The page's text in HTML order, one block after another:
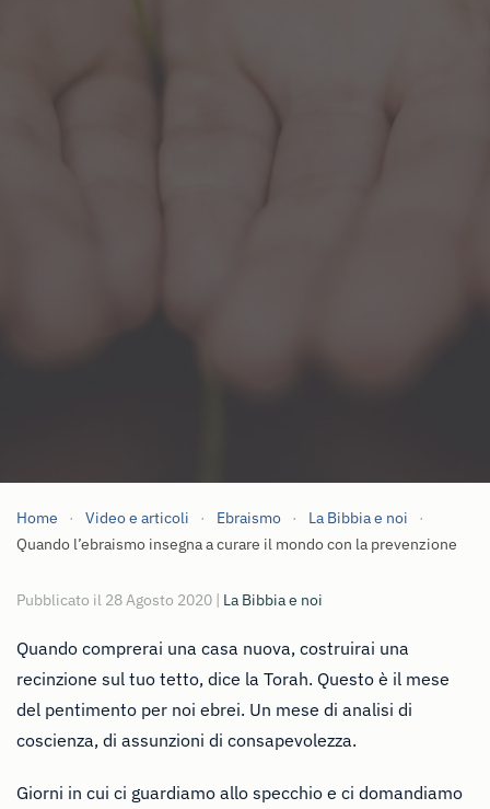
Home Video e articoli Ebraismo
La Bibbia e noi
Quando l’ebraismo insegna a curare il mondo con la prevenzione
Pubblicato il 28 Agosto 2020 | La Bibbia e noi
Quando comprerai una casa nuova, costruirai una
recinzione sul tuo tetto, dice la Torah. Questo è il mese
del pentimento per noi ebrei. Un mese di analisi di
coscienza, di assunzioni di consapevolezza.
Giorni in cui ci guardiamo allo specchio e ci domandiamo